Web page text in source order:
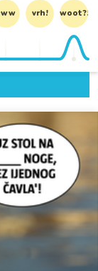
vrh! woot?!